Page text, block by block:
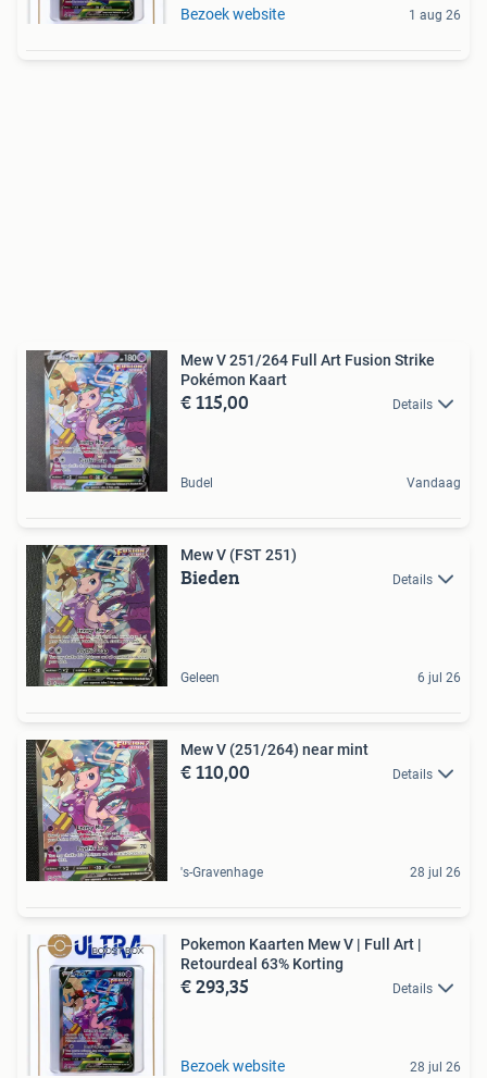
Bezoek website 1 aug 26
Mew V 251/264 Full Art Fusion Strike
Pokémon Kaart
€ 115,00 Details
Budel Vandaag
Mew V (FST 251)
Bieden Details
Geleen 6 jul 26
Mew V (251/264) near mint
€ 110,00 Details
's-Gravenhage 28 jul 26
Pokemon Kaarten Mew V | Full Art |
Retourdeal 63% Korting
€ 293,35 Details
Bezoek website 28 jul 26